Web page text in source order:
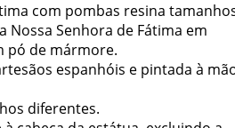
com pombas resina
Nossa Senhora de Fátima em
pó de mármore.
espanhóis e pintada à
diferentes.